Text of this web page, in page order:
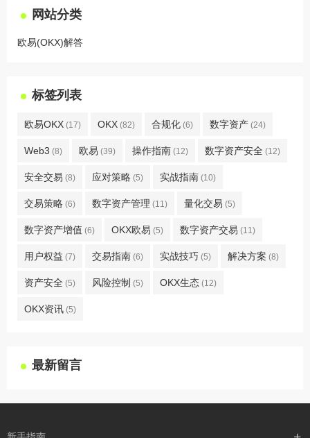
网站分类
欧易(OKX)解答
标签列表
欧易OKX (17) OKX (82) 合规化 (6) 数字资产 (24)
Web3 (8) 欧易 (39) 操作指南 (12) 数字资产安全 (12)
安全交易 (8) 应对策略 (5) 实战指南 (10)
交易策略 (6) 数字资产管理 (11) 量化交易 (5)
数字资产增值 (6) OKX欧易 (5) 数字资产交易 (11)
用户权益 (7) 交易指南 (6) 实战技巧 (5) 解决方案 (8)
资产安全 (5) 风险控制 (5) OKX生态 (12)
OKX资讯 (5)
最新留言